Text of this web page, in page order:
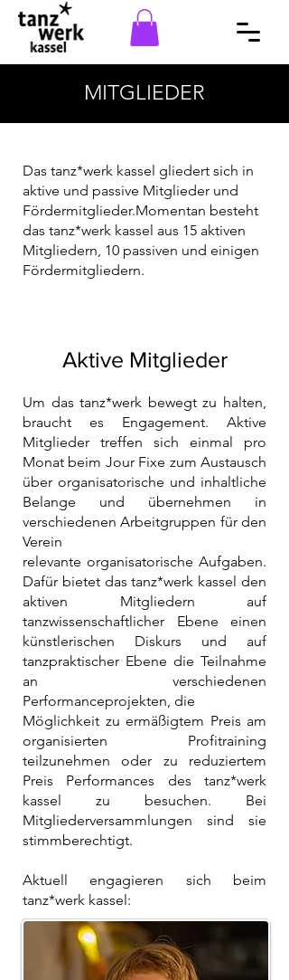
MITGLIEDER
Das tanz*werk kassel gliedert sich in
aktive und passive Mitglieder und
Fördermitglieder.Momentan besteht
das tanz*werk kassel aus 15 aktiven
Mitgliedern, 10 passiven und einigen
Fördermitgliedern.
Aktive Mitglieder
Um das tanz*werk bewegt zu halten,
braucht es Engagement. Aktive
Mitglieder treffen sich einmal pro
Monat beim Jour Fixe zum Austausch
über organisatorische und inhaltliche
Belange und übernehmen in
verschiedenen Arbeitgruppen für den
Verein
relevante organisatorische Aufgaben.
Dafür bietet das tanz*werk kassel den
aktiven Mitgliedern auf
tanzwissenschaftlicher Ebene einen
künstlerischen Diskurs und auf
tanzpraktischer Ebene die Teilnahme
an verschiedenen
Performanceprojekten, die
Möglichkeit zu ermäßigtem Preis am
organisierten Profitraining
teilzunehmen oder zu reduziertem
Preis Performances des tanz*werk
kassel zu besuchen. Bei
Mitgliederversammlungen sind sie
stimmberechtigt.
Aktuell engagieren sich beim
tanz*werk kassel: